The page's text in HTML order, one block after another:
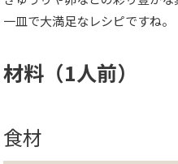
一皿で大満足なレシピですね。
材料（1人前）
食材